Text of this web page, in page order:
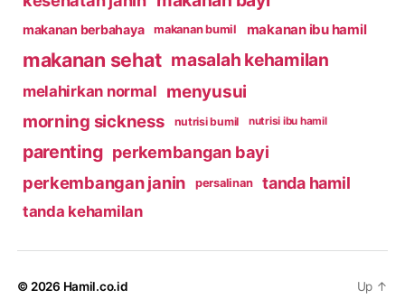
makanan berbahaya makanan bumil makanan ibu hamil
makanan sehat masalah kehamilan
melahirkan normal menyusui
morning sickness nutrisi bumil nutrisi ibu hamil
parenting perkembangan bayi
perkembangan janin
persalinan tanda hamil
tanda kehamilan
© 2026 Hamil.co.id Up ↑